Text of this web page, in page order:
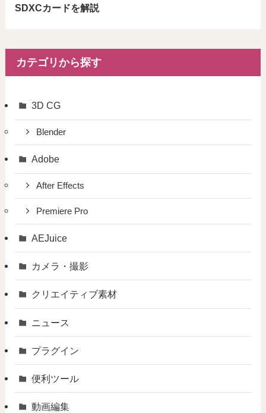
SDXCカードを解説
カテゴリから探す
3D CG
Blender
Adobe
After Effects
Premiere Pro
AEJuice
カメラ・撮影
クリエイティブ素材
ニュース
プラグイン
便利ツール
動画編集